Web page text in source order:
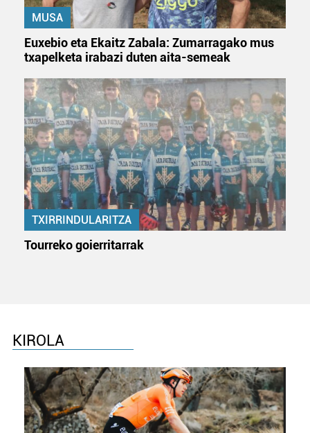
MUSA
Euxebio eta Ekaitz Zabala: Zumarragako mus
txapelketa irabazi duten aita-semeak
TXIRRINDULARITZA
Tourreko goierritarrak
KIROLA